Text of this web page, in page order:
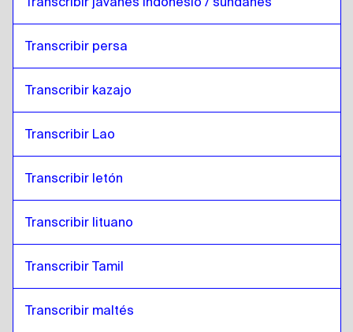
Transcribir persa
Transcribir kazajo
Transcribir Lao
Transcribir letón
Transcribir lituano
Transcribir Tamil
Transcribir maltés